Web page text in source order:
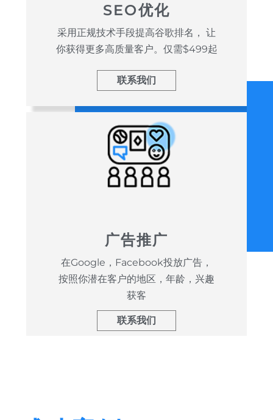
SEO优化
采用正规技术手段提高谷歌排名， 让
你获得更多高质量客户。仅需$499起
联系我们
广告推广
在Google，Facebook投放广告，
按照你潜在客户的地区，年龄，兴趣
获客
联系我们